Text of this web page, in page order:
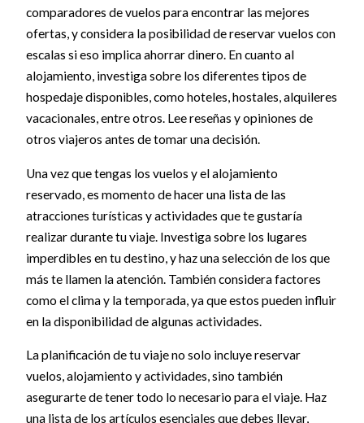
comparadores de vuelos para encontrar las mejores
ofertas, y considera la posibilidad de reservar vuelos con
escalas si eso implica ahorrar dinero. En cuanto al
alojamiento, investiga sobre los diferentes tipos de
hospedaje disponibles, como hoteles, hostales, alquileres
vacacionales, entre otros. Lee reseñas y opiniones de
otros viajeros antes de tomar una decisión.
Una vez que tengas los vuelos y el alojamiento
reservado, es momento de hacer una lista de las
atracciones turísticas y actividades que te gustaría
realizar durante tu viaje. Investiga sobre los lugares
imperdibles en tu destino, y haz una selección de los que
más te llamen la atención. También considera factores
como el clima y la temporada, ya que estos pueden influir
en la disponibilidad de algunas actividades.
La planificación de tu viaje no solo incluye reservar
vuelos, alojamiento y actividades, sino también
asegurarte de tener todo lo necesario para el viaje. Haz
una lista de los artículos esenciales que debes llevar,